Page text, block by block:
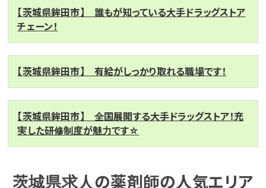
【茨城県鉾田市】 誰もが知っている大手ドラッグストア
チェーン！
【茨城県鉾田市】 有給がしっかり取れる職場です！
【茨城県鉾田市】 全国展開する大手ドラッグストア！充
実した研修制度が魅力です☆
茨城県求人の薬剤師の人気エリア